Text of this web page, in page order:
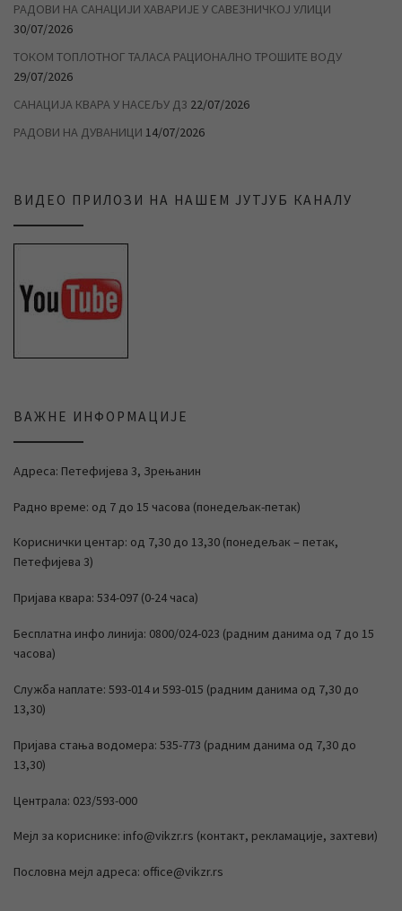
РАДОВИ НА САНАЦИЈИ ХАВАРИЈЕ У САВЕЗНИЧКОЈ УЛИЦИ
30/07/2026
ТОКОМ ТОПЛОТНОГ ТАЛАСА РАЦИОНАЛНО ТРОШИТЕ ВОДУ
29/07/2026
САНАЦИЈА КВАРА У НАСЕЉУ Д3 22/07/2026
РАДОВИ НА ДУВАНИЦИ 14/07/2026
ВИДЕО ПРИЛОЗИ НА НАШЕМ ЈУТЈУБ КАНАЛУ
ВАЖНЕ ИНФОРМАЦИЈЕ
Адреса: Петефијева 3, Зрењанин
Радно време: од 7 до 15 часова (понедељак-петак)
Кориснички центар: од 7,30 до 13,30 (понедељак – петак,
Петефијева 3)
Пријава квара: 534-097 (0-24 часа)
Бесплатна инфо линија: 0800/024-023 (радним данима од 7 до 15
часова)
Служба наплате: 593-014 и 593-015 (радним данима од 7,30 до
13,30)
Пријава стања водомера: 535-773 (радним данима од 7,30 до
13,30)
Централа: 023/593-000
Мејл за кориснике: info@vikzr.rs (контакт, рекламације, захтеви)
Пословна мејл адреса: office@vikzr.rs